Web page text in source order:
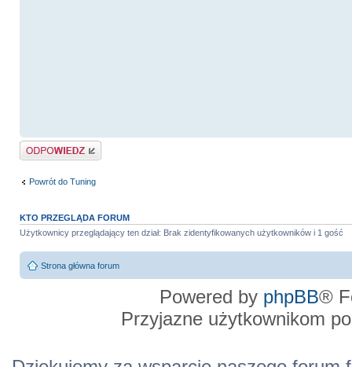
Odpowiedz
Powrót do Tuning
KTO PRZEGLĄDA FORUM
Użytkownicy przeglądający ten dział: Brak zidentyfikowanych użytkowników i 1 gość
Strona główna forum
Powered by phpBB®
Przyjazne użytkownikom